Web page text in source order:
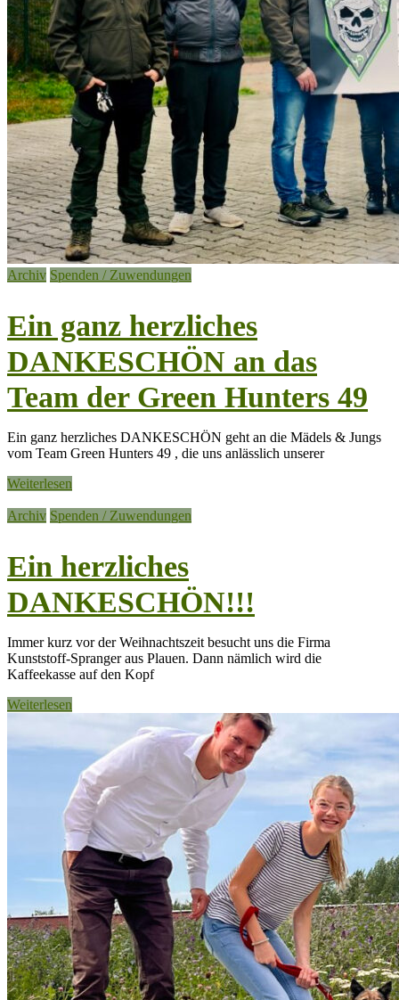
Archiv Spenden / Zuwendungen
Ein ganz herzliches
DANKESCHÖN an das
Team der Green Hunters 49
Ein ganz herzliches DANKESCHÖN geht an die Mädels & Jungs
vom Team Green Hunters 49 , die uns anlässlich unserer
Weiterlesen
Archiv Spenden / Zuwendungen
Ein herzliches
DANKESCHÖN!!!
Immer kurz vor der Weihnachtszeit besucht uns die Firma
Kunststoff-Spranger aus Plauen. Dann nämlich wird die
Kaffeekasse auf den Kopf
Weiterlesen